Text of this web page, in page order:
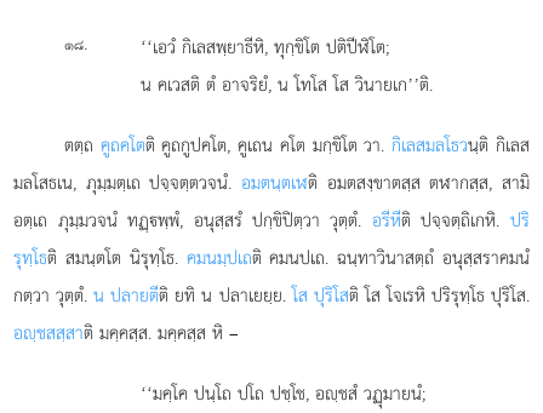
๑๘.
‘‘เอวํ กิเลสพฺยาธีหิ, ทุกฺขิโต ปติปีฬิโต;
น คเวสติ ตํ อาจริยํ, น โทโส โส วินายเก’’ติ.
ตตฺถ คูถคโตติ คูถกูปคโต, คูเถน คโต มกฺขิโต วา.กิเลสมลโธวนฺติ กิเลส
มลโสธเน, ภุมฺมตฺเถ ปจฺจตฺตวจนํ. อมตนฺตเฬติ อมตสงฺขาตสฺส ตฬากสฺส, สามิ
อตฺเถ ภุมฺมวจนํ ทฏฺพฺพํ, อนุสฺสรํ ปกฺขิปิตฺวา วุตฺตํ. อรีหีติ ปจฺจตฺถิเกหิ. ปริ
รุทฺโธติ สมนฺตโต นิรุทฺโธ. คมนมฺปเถติ คมนปเถ. ฉนฺทาวินาสตฺถํ อนุสฺสราคมนํ
กตฺวา วุตฺตํ.น ปลายตีติ ยทิ น ปลาเยยฺย.โส ปุริโสติ โส โจเรหิ ปริรุทฺโธ ปุริโส.
อฺชสสฺสาติมคฺคสฺส. มคฺคสฺส หิ –
‘‘มคฺโค ปนฺโถ ปโถ ปชฺโช, อฺชสํ วฏุมายนํ;